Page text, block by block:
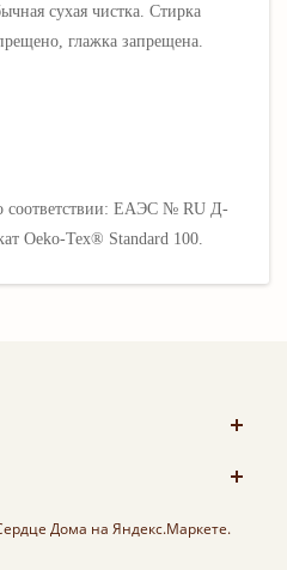
сухая чистка. Стирка
глажка запрещена.
соответствии: EAЭС № RU Д-
Oeko-Tex® Standard 100.